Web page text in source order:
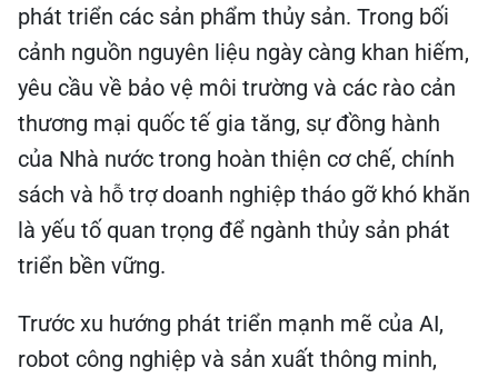
phát triển các sản phẩm thủy sản. Trong bối
cảnh nguồn nguyên liệu ngày càng khan hiếm,
yêu cầu về bảo vệ môi trường và các rào cản
thương mại quốc tế gia tăng, sự đồng hành
của Nhà nước trong hoàn thiện cơ chế, chính
sách và hỗ trợ doanh nghiệp tháo gỡ khó khăn
là yếu tố quan trọng để ngành thủy sản phát
triển bền vững.
Trước xu hướng phát triển mạnh mẽ của AI,
robot công nghiệp và sản xuất thông minh,